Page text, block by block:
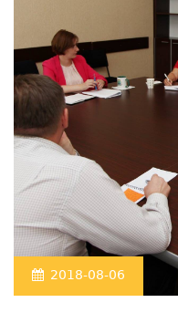
2018-08-06